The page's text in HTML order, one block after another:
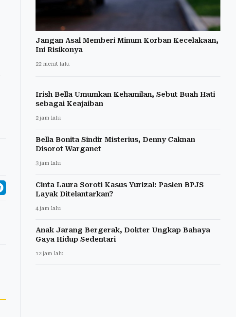
Jangan Asal Memberi Minum Korban Kecelakaan,
Ini Risikonya
22 menit lalu
Irish Bella Umumkan Kehamilan, Sebut Buah Hati
sebagai Keajaiban
2 jam lalu
Bella Bonita Sindir Misterius, Denny Caknan
Disorot Warganet
3 jam lalu
Cinta Laura Soroti Kasus Yurizal: Pasien BPJS
Layak Ditelantarkan?
4 jam lalu
Anak Jarang Bergerak, Dokter Ungkap Bahaya
Gaya Hidup Sedentari
12 jam lalu